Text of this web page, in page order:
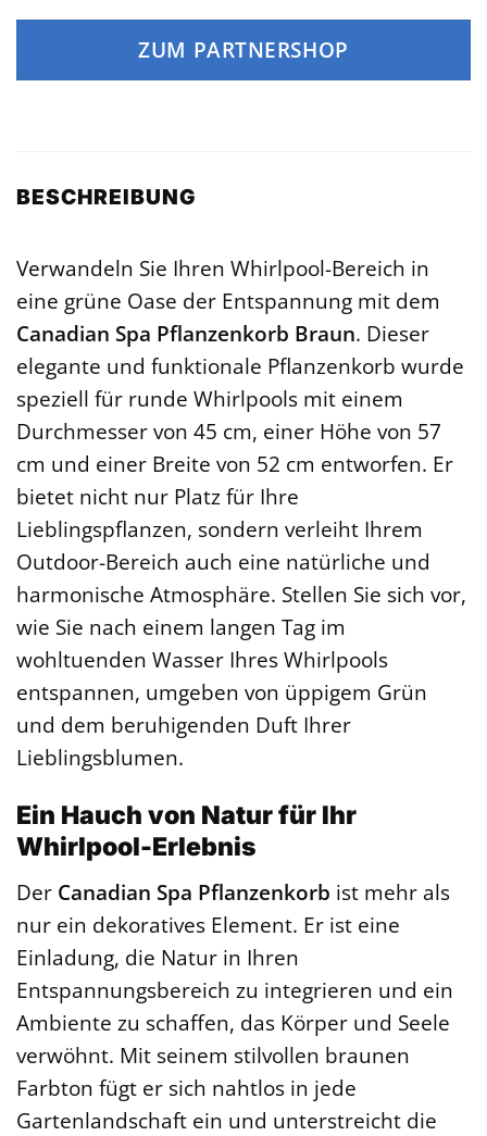
ZUM PARTNERSHOP
BESCHREIBUNG
Verwandeln Sie Ihren Whirlpool-Bereich in
eine grüne Oase der Entspannung mit dem
Canadian Spa Pflanzenkorb Braun. Dieser
elegante und funktionale Pflanzenkorb wurde
speziell für runde Whirlpools mit einem
Durchmesser von 45 cm, einer Höhe von 57
cm und einer Breite von 52 cm entworfen. Er
bietet nicht nur Platz für Ihre
Lieblingspflanzen, sondern verleiht Ihrem
Outdoor-Bereich auch eine natürliche und
harmonische Atmosphäre. Stellen Sie sich vor,
wie Sie nach einem langen Tag im
wohltuenden Wasser Ihres Whirlpools
entspannen, umgeben von üppigem Grün
und dem beruhigenden Duft Ihrer
Lieblingsblumen.
Ein Hauch von Natur für Ihr
Whirlpool-Erlebnis
Der Canadian Spa Pflanzenkorb ist mehr als
nur ein dekoratives Element. Er ist eine
Einladung, die Natur in Ihren
Entspannungsbereich zu integrieren und ein
Ambiente zu schaffen, das Körper und Seele
verwöhnt. Mit seinem stilvollen braunen
Farbton fügt er sich nahtlos in jede
Gartenlandschaft ein und unterstreicht die